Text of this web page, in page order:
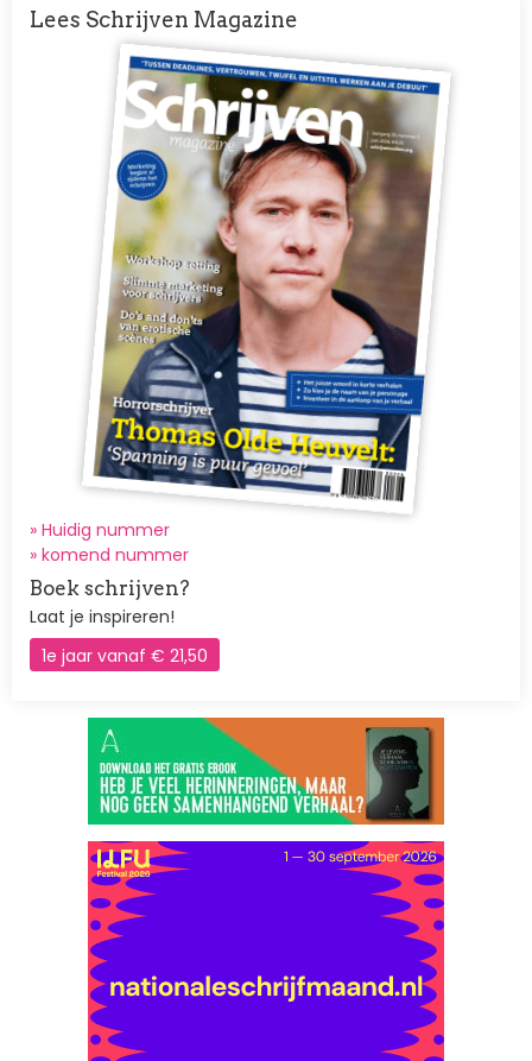
Lees Schrijven Magazine
Afbeelding
» Huidig nummer
» komend nummer
Boek schrijven?
Laat je inspireren!
1e jaar vanaf € 21,50